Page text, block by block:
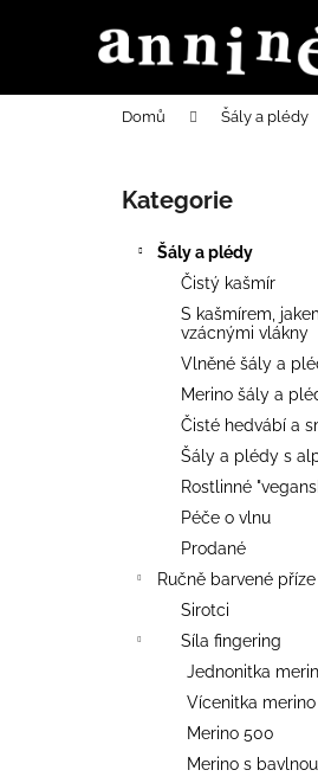
Domů Šály a plédy
Přeskočit
kategorie
Kategorie
Šály a plédy
Čistý kašmír
S kašmírem,
vzácnými vlákny
Vlněné šály a
Merino šály a
Čisté hedvábí a
Šály a plédy s
Rostlinné
Péče o vlnu
Prodané
Ručně barvené příze
Sirotci
Síla fingering
Jednonitka
Vícenitka
Merino 500
Merino s
í
Zpět
do
Zpět
do